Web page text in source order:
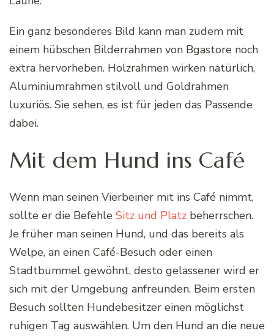
Ein ganz besonderes Bild kann man zudem mit
einem hübschen Bilderrahmen von Bgastore noch
extra hervorheben. Holzrahmen wirken natürlich,
Aluminiumrahmen stilvoll und Goldrahmen
luxuriös. Sie sehen, es ist für jeden das Passende
dabei.
Mit dem Hund ins Café
Wenn man seinen Vierbeiner mit ins Café nimmt,
sollte er die Befehle Sitz und Platz beherrschen.
Je früher man seinen Hund, und das bereits als
Welpe, an einen Café-Besuch oder einen
Stadtbummel gewöhnt, desto gelassener wird er
sich mit der Umgebung anfreunden. Beim ersten
Besuch sollten Hundebesitzer einen möglichst
ruhigen Tag auswählen. Um den Hund an die neue